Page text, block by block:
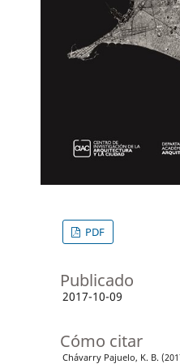
PDF
Publicado
2017-10-09
Cómo citar
Chávarry Pajuelo, K. B.